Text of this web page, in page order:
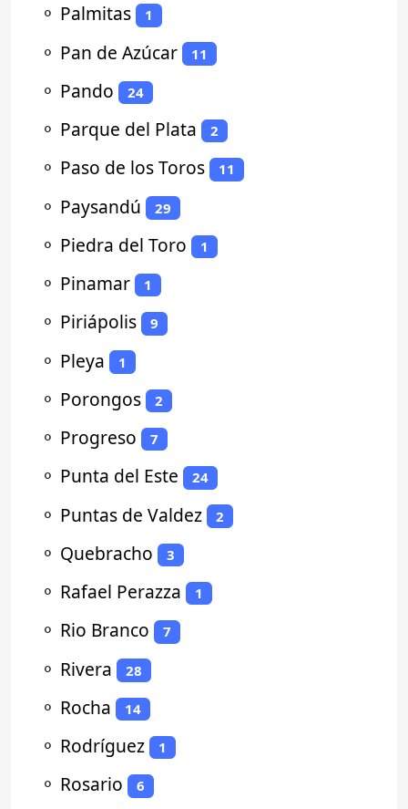
⚬ Palmitas 1
⚬ Pan de Azúcar 11
⚬ Pando 24
⚬ Parque del Plata 2
⚬ Paso de los Toros 11
⚬ Paysandú 29
⚬ Piedra del Toro 1
⚬ Pinamar 1
⚬ Piriápolis 9
⚬ Pleya 1
⚬ Porongos 2
⚬ Progreso 7
⚬ Punta del Este 24
⚬ Puntas de Valdez 2
⚬ Quebracho 3
⚬ Rafael Perazza 1
⚬ Rio Branco 7
⚬ Rivera 28
⚬ Rocha 14
⚬ Rodríguez 1
⚬ Rosario 6